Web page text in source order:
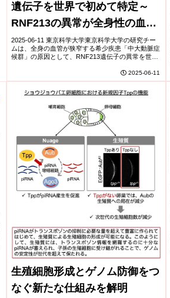
遺伝子を世界で初めて特定～
RNF213の異常が全身性の血管
狭窄の発症に関与:マウスモデ
ルで病態を実証し、治療法開発
2025-06-11 東京科学大学東京科学大学の研究チー
ムは、全身の血管が狭窄する希少疾患「中大動脈症
候群」の原因として、RNF213遺伝子の異常を世界
リアントを同定し、同一変異を導入したノック...
2025-06-11
生殖細胞形成とゲノム防御をつ
なぐ新たな仕組みを解明